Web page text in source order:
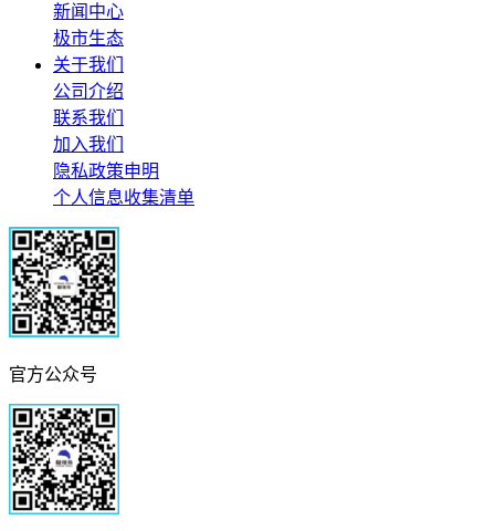
新闻中心
极市生态
关于我们
公司介绍
联系我们
加入我们
隐私政策申明
个人信息收集清单
官方公众号